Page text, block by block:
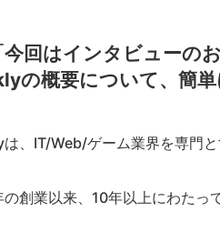
今回はインタビューの
の概要について、簡
、IT/Web/ゲーム業界を専門と
の創業以来、10年以上にわたっ